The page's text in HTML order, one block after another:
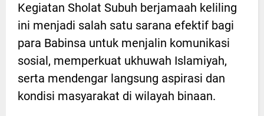
Kegiatan Sholat Subuh berjamaah keliling
ini menjadi salah satu sarana efektif bagi
para Babinsa untuk menjalin komunikasi
sosial, memperkuat ukhuwah Islamiyah,
serta mendengar langsung aspirasi dan
kondisi masyarakat di wilayah binaan.